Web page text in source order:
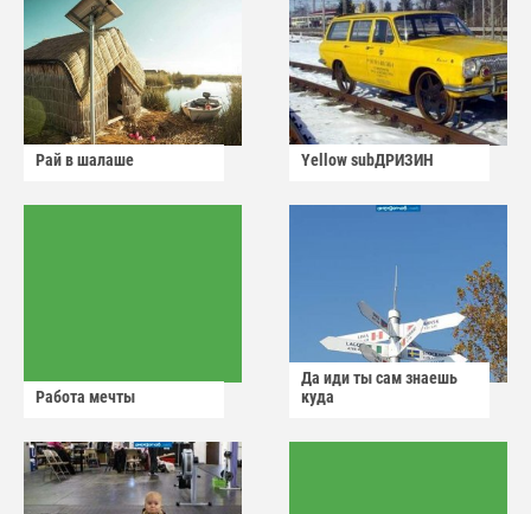
Рай в шалаше Yellow subДРИЗИН
Работа мечты
Да иди ты сам знаешь
куда